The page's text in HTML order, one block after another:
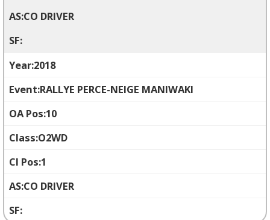
CO DRIVER
2018
RALLYE PERCE-NEIGE MANIWAKI
10
O2WD
1
CO DRIVER